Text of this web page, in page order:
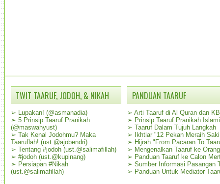
TWIT TAARUF, JODOH, & NIKAH
➢
Lupakan! (@asmanadia)
➢ 5 Prinsip Taaruf Pranikah
(@maswahyust)
➢ Tak Kenal Jodohmu? Maka
Taaruflah! (ust.@ajobendri)
➢ Tentang #jodoh (ust.@salimafillah)
➢ #jodoh (ust.@kupinang)
➢ Persiapan #Nikah
(ust.@salimafillah)
PANDUAN TAARUF
➢ Arti Taaruf di Al Quran dan
➢ Prinsip Taaruf Pranikah Islami
➢ Taaruf Dalam Tujuh Langkah
➢
Ikhtiar "12 Pekan Meraih
➢ Hijrah "From Pacaran To
➢ Mengenalkan Taaruf ke
➢ Panduan Taaruf ke Calon
➢ Sumber Informasi Pasangan
➢ Panduan Untuk Mediator